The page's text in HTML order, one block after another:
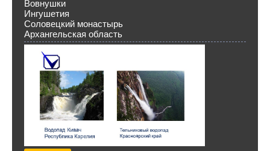
Вовнушки
Ингушетия
Соловецкий монастырь
Архангельская область